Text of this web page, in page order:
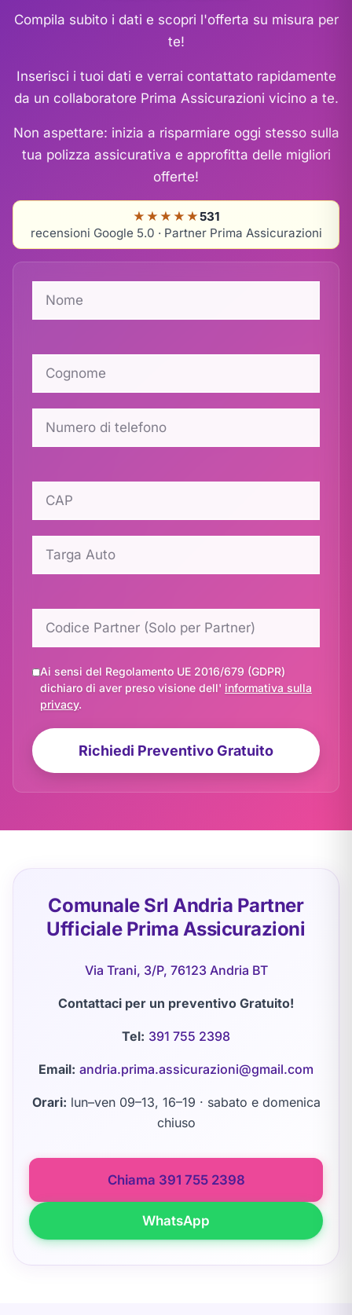
Compila subito i dati e scopri l'offerta su misura per
te!
Inserisci i tuoi dati e verrai contattato rapidamente
da un collaboratore Prima Assicurazioni vicino a te.
Non aspettare: inizia a risparmiare oggi stesso sulla
tua polizza assicurativa e approfitta delle migliori
offerte!
★★★★★531
recensioni Google 5.0 · Partner Prima Assicurazioni
Ai sensi del Regolamento UE 2016/679 (GDPR)
dichiaro di aver preso visione dell' informativa sulla
privacy.
Richiedi Preventivo Gratuito
Comunale Srl Andria Partner
Ufficiale Prima Assicurazioni
Via Trani, 3/P, 76123 Andria BT
Contattaci per un preventivo Gratuito!
Tel: 391 755 2398
Email: andria.prima.assicurazioni@gmail.com
Orari: lun–ven 09–13, 16–19 · sabato e domenica
chiuso
Chiama 391 755 2398
WhatsApp